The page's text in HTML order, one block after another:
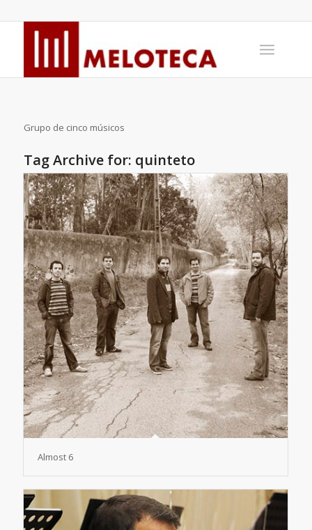
Grupo de cinco músicos
Tag Archive for: quinteto
Almost 6